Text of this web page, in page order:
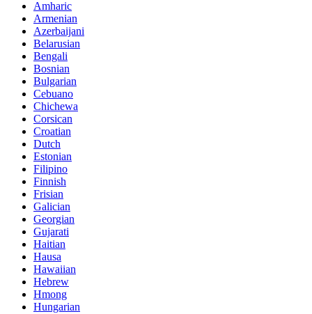
Amharic
Armenian
Azerbaijani
Belarusian
Bengali
Bosnian
Bulgarian
Cebuano
Chichewa
Corsican
Croatian
Dutch
Estonian
Filipino
Finnish
Frisian
Galician
Georgian
Gujarati
Haitian
Hausa
Hawaiian
Hebrew
Hmong
Hungarian